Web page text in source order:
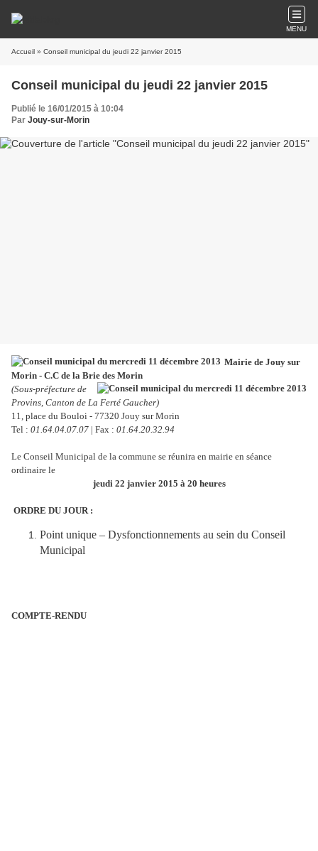
MENU
Accueil » Conseil municipal du jeudi 22 janvier 2015
Conseil municipal du jeudi 22 janvier 2015
Publié le 16/01/2015 à 10:04
Par Jouy-sur-Morin
Mairie de Jouy sur
Morin - C.C de la Brie des Morin
(Sous-préfecture de
Provins, Canton de La Ferté Gaucher)
11, place du Bouloi - 77320 Jouy sur Morin
Tel : 01.64.04.07.07 | Fax : 01.64.20.32.94
Le Conseil Municipal de la commune se réunira en mairie en séance
ordinaire le
jeudi 22 janvier 2015 à 20 heures
ORDRE DU JOUR :
Point unique – Dysfonctionnements au sein du Conseil
Municipal
COMPTE-RENDU